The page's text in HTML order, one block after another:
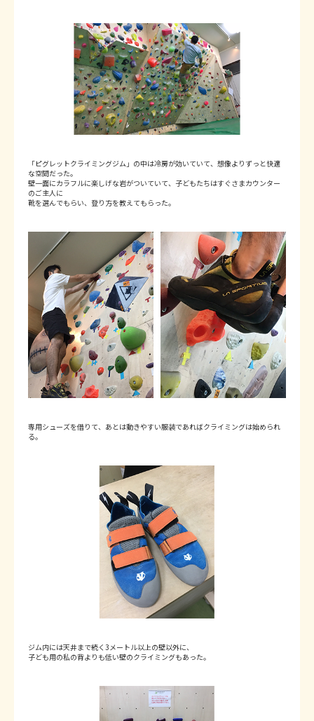
「ピグレットクライミングジム」の中は冷房が効いていて、想像よりずっと快適
な空間だった。
壁一面にカラフルに楽しげな岩がついていて、子どもたちはすぐさまカウンター
のご主人に
靴を選んでもらい、登り方を教えてもらった。
専用シューズを借りて、あとは動きやすい服装であればクライミングは始められ
る。
ジム内には天井まで続く3メートル以上の壁以外に、
子ども用の私の背よりも低い壁のクライミングもあった。